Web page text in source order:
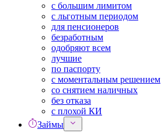
с большим лимитом
с льготным периодом
для пенсионеров
безработным
одобряют всем
лучшие
по паспорту
с моментальным решением
со снятием наличных
без отказа
с плохой КИ
Займы